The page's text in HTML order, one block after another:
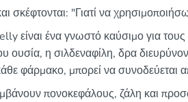
σκέφτονται: "Γιατί να
είναι ένα γνωστό καύσιμο για τους
ουσία, η σιλδεναφίλη, δρα
φάρμακο, μπορεί να συνοδεύεται
πονοκεφάλους, ζάλη και